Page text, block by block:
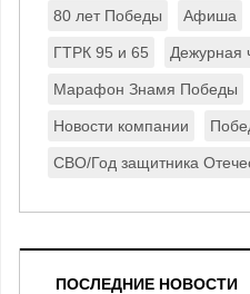
80 лет Победы Афиша
ГТРК 95 и 65 Дежурная
Марафон Знамя Победы
Новости компании
СВО/Год защитника
ПОСЛЕДНИЕ НОВОСТИ